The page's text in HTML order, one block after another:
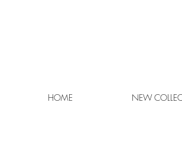
HOME NEW